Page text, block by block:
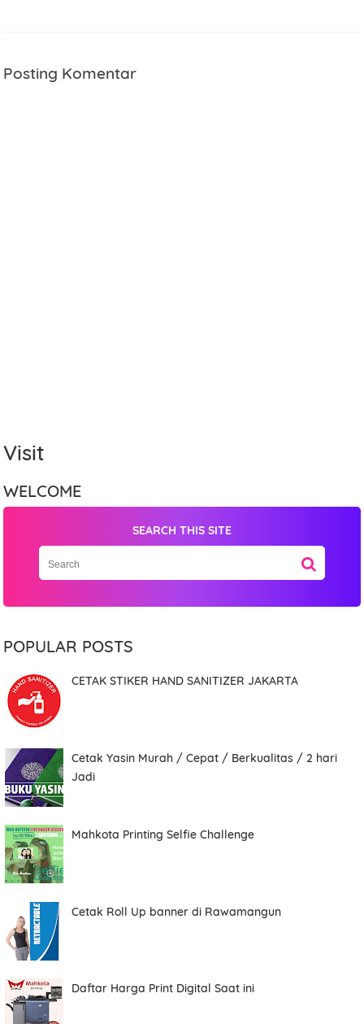
Posting Komentar
Visit
WELCOME
SEARCH THIS SITE
POPULAR POSTS
CETAK STIKER HAND SANITIZER JAKARTA
Cetak Yasin Murah / Cepat / Berkualitas / 2 hari
Jadi
Mahkota Printing Selfie Challenge
Cetak Roll Up banner di Rawamangun
Daftar Harga Print Digital Saat ini
Item Choices
Total
Date
Comment